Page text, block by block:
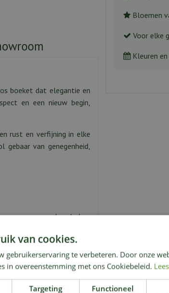
Bloemen
Voor elke
Kleuren
boeket dat elegantie en
en een nieuw begin,
rust en verfijning in elke
van genegenheid,
wensen en boodschap
meer of minder rozen
van cookies.
gebruikerservaring te verbeteren. Door onze
in overeenstemming met ons Cookiebeleid.
Targeting Functioneel